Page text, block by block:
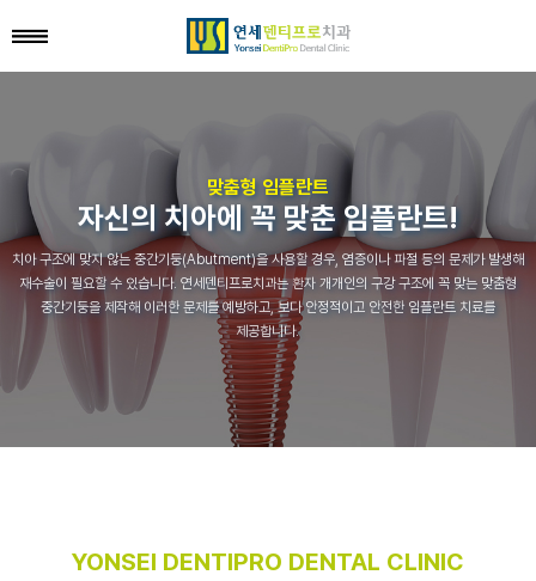
맞춤형 임플란트
자신의 치아에 꼭 맞춘 임플란트!
치아 구조에 맞지 않는 중간기둥(Abutment)을 사용할 경우, 염증이나 파절 등의 문제가 발생해
재수술이 필요할 수 있습니다. 연세덴티프로치과는 환자 개개인의 구강 구조에 꼭 맞는 맞춤형
중간기둥을 제작해 이러한 문제를 예방하고, 보다 안정적이고 안전한 임플란트 치료를
제공합니다.
YONSEI DENTIPRO DENTAL CLINIC